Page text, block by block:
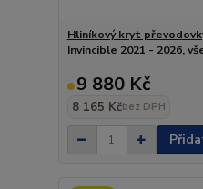
Hliníkový kryt
Invincible 2021 - 2026,
9 880 Kč
8 165 Kčbez DPH